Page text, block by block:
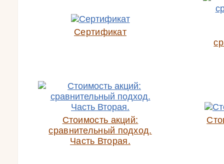
Сертификат
Стоимость акций:
сравнительный подход.
Часть Вторая.